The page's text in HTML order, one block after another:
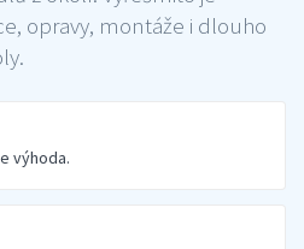
opravy, montáže i dlouho
výhoda.